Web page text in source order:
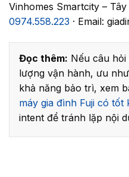
Vinhomes Smartcity –
0974.558.223 · Email:
Đọc thêm: Nếu câu
lượng vận hành, ưu
khả năng bảo trì, xem
máy gia đình Fuji có tốt
intent để tránh lặp nội